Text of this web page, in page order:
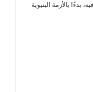
بالأزمة البنيوية